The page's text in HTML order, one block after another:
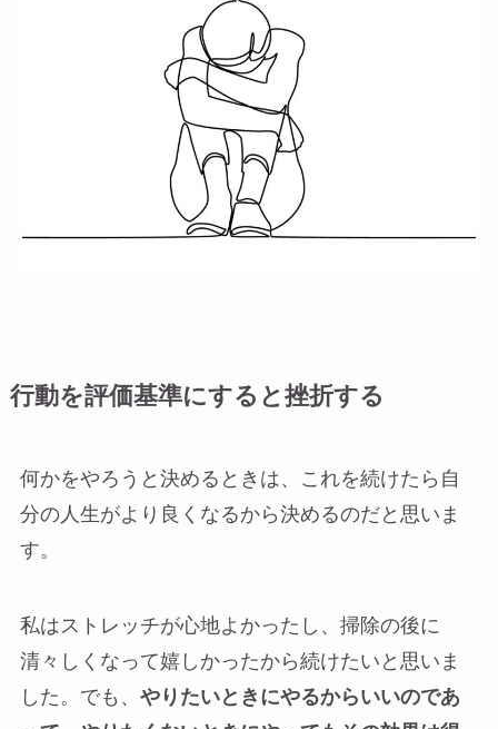
行動を評価基準にすると挫折する
何かをやろうと決めるときは、これを続けたら自
分の人生がより良くなるから決めるのだと思いま
す。
私はストレッチが心地よかったし、掃除の後に
清々しくなって嬉しかったから続けたいと思いま
した。でも、 やりたいときにやるからいいのであ